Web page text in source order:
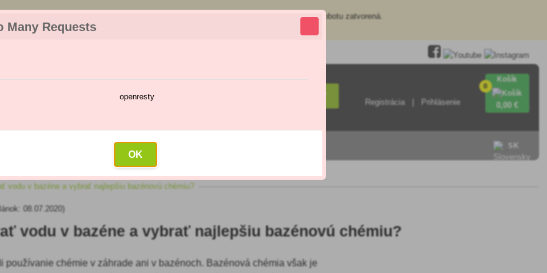
Many Requests
openresty
OK
Tovar skladom pripravíme do 30 min na základe objednávky. Predajňa je v sobotu zatvorená.
Hľadať
Registrácia Prihlásenie
0
Košík
0,00 €
SK
Kalendár postrekov Veľkoobchod
vodu v bazéne a vybrať najlepšiu bazénovú chémiu?
08.07.2020)
vodu v bazéne a vybrať najlepšiu bazénovú chémiu?
používanie chémie v záhrade ani v bazénoch. Bazénová chémia však je